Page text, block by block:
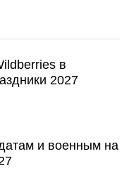
в
2027
и военным на